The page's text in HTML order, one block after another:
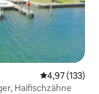
4,97 (133)
Haifischzähne